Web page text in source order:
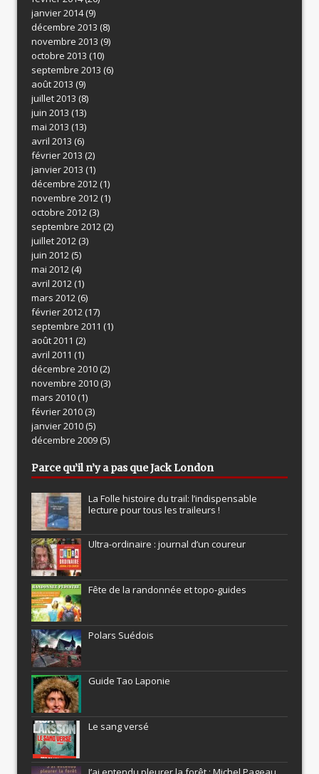
janvier 2014(9)
décembre 2013 (8)
novembre 2013 (9)
octobre 2013 (10)
septembre 2013 (6)
août 2013 (9)
juillet 2013 (8)
juin 2013 (13)
mai 2013 (13)
avril 2013 (6)
février 2013 (2)
janvier 2013 (1)
décembre 2012(1)
novembre 2012(1)
octobre 2012(3)
septembre 2012(2)
juillet 2012(3)
juin 2012(5)
mai 2012(4)
avril 2012(1)
mars 2012(6)
février 2012(17)
septembre 2011 (1)
août 2011 (2)
avril 2011 (1)
décembre 2010(2)
novembre 2010(3)
mars 2010(1)
février 2010(3)
janvier 2010(5)
décembre 2009(5)
Parce qu’il n’y a pas que Jack London
La Folle histoire du trail: l’indispensable
lecture pour tous les traileurs !
Ultra-ordinaire : journal d’un coureur
Fête de la randonnée et topo-guides
Polars Suédois
Guide Tao Laponie
Le sang versé